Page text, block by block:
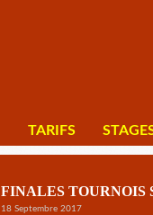
TARIFS
FINALES TOURNOIS
18 Septembre 2017